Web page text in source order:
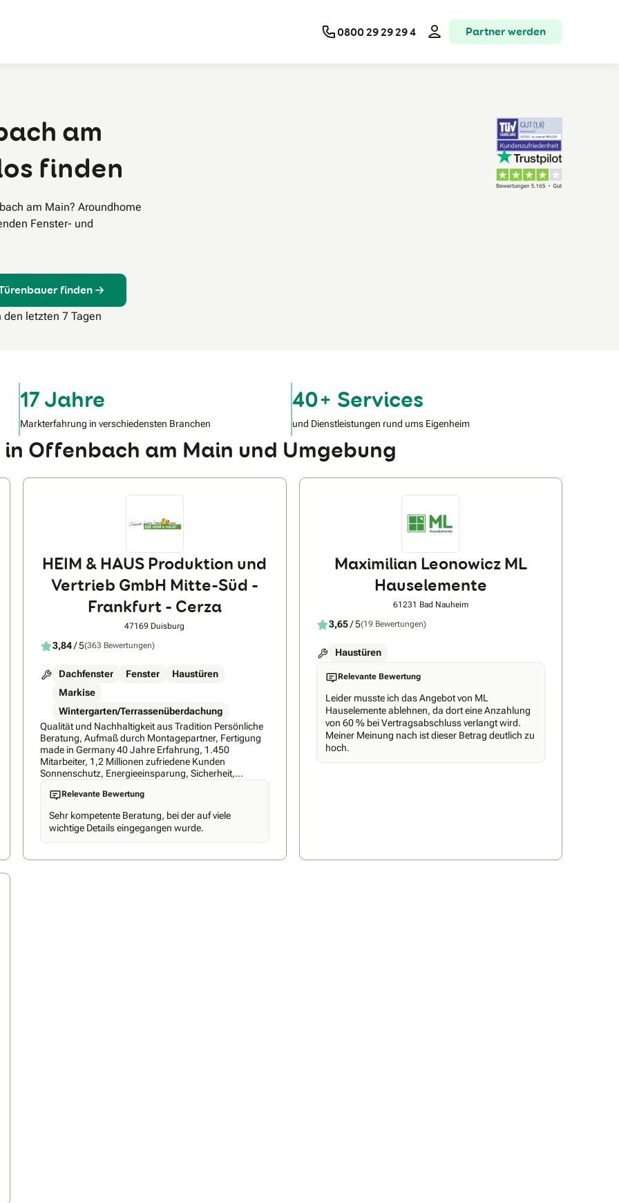
0800 29 29 29 4 Partner werden
am
finden
am Main? Aroundhome
Fenster- und
finden
letzten 7 Tagen
17 Jahre
Markterfahrung in verschiedensten Branchen
40+ Services
und Dienstleistungen rund ums Eigenheim
Offenbach am Main und Umgebung
HEIM & HAUS Produktion und
Vertrieb GmbH Mitte-Süd -
Frankfurt - Cerza
47169 Duisburg
3,84/ 5(363 Bewertungen)
Dachfenster Fenster
Haustüren
Markise
Wintergarten/Terrassenüberdachung
Qualität und Nachhaltigkeit aus Tradition Persönliche
Beratung, Aufmaß durch Montagepartner, Fertigung
made in Germany 40 Jahre Erfahrung, 1.450
Mitarbeiter, 1,2 Millionen zufriedene Kunden
Sonnenschutz, Energieeinsparung, Sicherheit,
Wetterschutz - das sind die Stärken von HEIM & HAUS.
Hinzu kommt ein einzigartiges Vertriebskonzept: Ohne
ab Werk maßgefertigte Qualitätsprodukte "Made in
Germany" - zu einem ausgezeichneten Preis-
Leistungs-Verhältnis. Typisch HEIM & HAUS ist auch
Relevante Bewertung
Sehr kompetente Beratung, bei der auf viele
wichtige Details eingegangen wurde.
Maximilian Leonowicz ML
Hauselemente
61231 Bad Nauheim
3,65/ 5(19 Bewertungen)
Haustüren
Relevante Bewertung
Leider musste ich das Angebot von ML
Hauselemente ablehnen, da dort eine Anzahlung
von 60 % bei Vertragsabschluss verlangt wird.
Meiner Meinung nach ist dieser Betrag deutlich zu
hoch.